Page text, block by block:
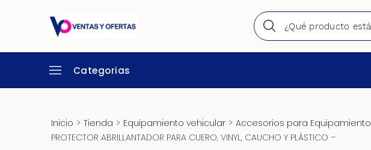
Categorias
Inicio > Tienda > Equipamiento vehicular> Accesorios para Equipamiento
PROTECTOR ABRILLANTADOR PARA CUERO, VINYL, CAUCHO Y PLÁSTICO –